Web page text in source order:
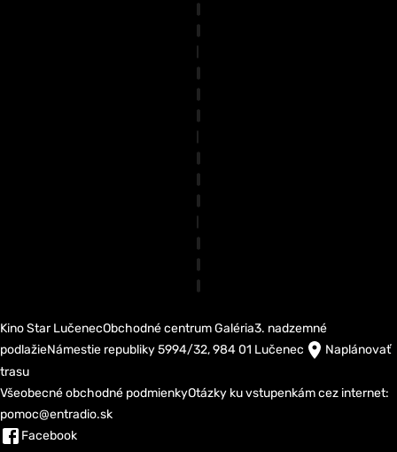
Kino Star LučenecObchodné centrum Galéria3. nadzemné
podlažieNámestie republiky 5994/32, 984 01 Lučenec
Naplánovať
trasu
Všeobecné obchodné podmienkyOtázky ku vstupenkám cez internet:
pomoc@entradio.sk
Facebook